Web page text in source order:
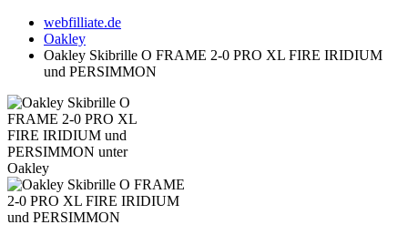
webfilliate.de
Oakley
Oakley Skibrille O FRAME 2-0 PRO XL FIRE IRIDIUM
und PERSIMMON